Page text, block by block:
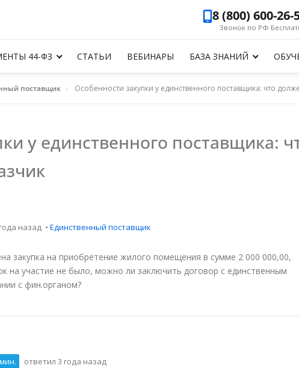
8 (800) 600-26-
Звонок по РФ
44-ФЗ СТАТЬИ ВЕБИНАРЫ БАЗА ЗНАНИЙ
поставщик › Особенности закупки у единственного поставщика: что
у единственного поставщика:
назад • Единственный поставщик
закупка на приобретение жилого помещения в сумме 2 000 000,00,
на участие не было, можно ли заключить договор с единственным
с фин.органом?
ответил 3 года назад